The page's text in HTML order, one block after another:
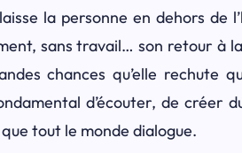
la personne en dehors de
sans travail… son retour à
chances qu’elle rechute
d’écouter, de créer
tout le monde dialogue.